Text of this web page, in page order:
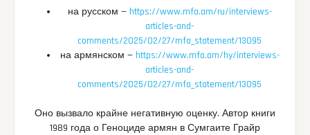
на русском — https://www.mfa.am/ru/interviews-
articles-and-
comments/2025/02/27/mfa_statement/13095
на армянском — https://www.mfa.am/hy/interviews-
articles-and-
comments/2025/02/27/mfa_statement/13095
Оно вызвало крайне негативную оценку. Автор книги
1989 года о Геноциде армян в Сумгаите Грайр